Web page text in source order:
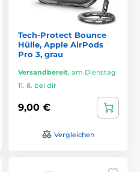
Tech-Protect Bounce
Hülle, Apple AirPods
Pro 3, grau
Versandbereit, am Dienstag
11. 8. bei dir
9,00 €
Vergleichen